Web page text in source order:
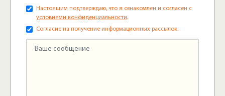
Настоящим подтверждаю, что я ознакомлен и согласен с
условиями конфиденциальности.
Согласие на получение информационных рассылок.